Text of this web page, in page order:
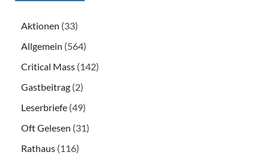
Aktionen (33)
Allgemein (564)
Critical Mass (142)
Gastbeitrag (2)
Leserbriefe (49)
Oft Gelesen (31)
Rathaus (116)